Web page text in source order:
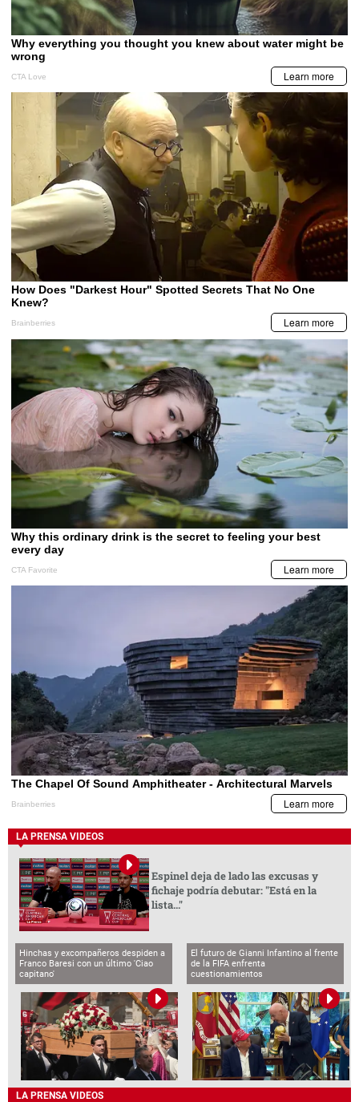
LA PRENSA VIDEOS
Espinel deja de lado las excusas y
fichaje podría debutar: "Está en la
lista..."
Hinchas y excompañeros despiden a
Franco Baresi con un último 'Ciao
capitano'
El futuro de Gianni Infantino al frente
de la FIFA enfrenta
cuestionamientos
LA PRENSA VIDEOS